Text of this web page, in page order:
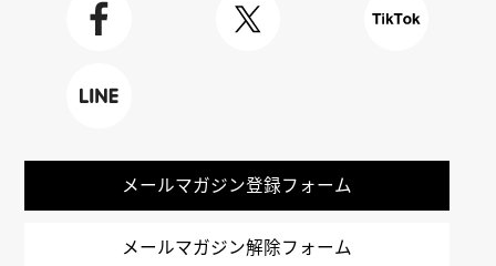
メールマガジン登録フォーム
メールマガジン解除フォーム